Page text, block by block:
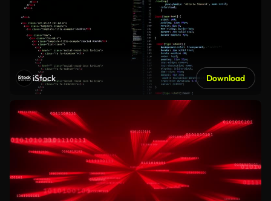
iStock Download